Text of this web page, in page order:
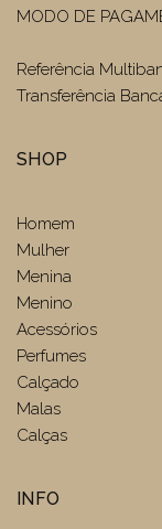
MODO DE
Referência
Transferência
SHOP
Homem
Mulher
Menina
Menino
Acessórios
Perfumes
Calçado
Malas
Calças
INFO